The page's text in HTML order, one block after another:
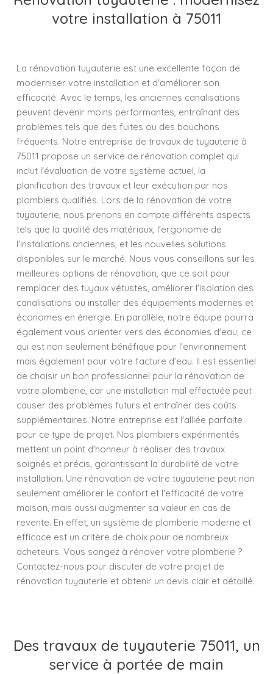
votre installation à 75011
La rénovation tuyauterie est une excellente façon de
moderniser votre installation et d'améliorer son
efficacité. Avec le temps, les anciennes canalisations
peuvent devenir moins performantes, entraînant des
problèmes tels que des fuites ou des bouchons
fréquents. Notre entreprise de travaux de tuyauterie à
75011 propose un service de rénovation complet qui
inclut l'évaluation de votre système actuel, la
planification des travaux et leur exécution par nos
plombiers qualifiés. Lors de la rénovation de votre
tuyauterie, nous prenons en compte différents aspects
tels que la qualité des matériaux, l'ergonomie de
l'installations anciennes, et les nouvelles solutions
disponibles sur le marché. Nous vous conseillons sur les
meilleures options de rénovation, que ce soit pour
remplacer des tuyaux vétustes, améliorer l'isolation des
canalisations ou installer des équipements modernes et
économes en énergie. En parallèle, notre équipe pourra
également vous orienter vers des économies d'eau, ce
qui est non seulement bénéfique pour l'environnement
mais également pour votre facture d'eau. Il est essentiel
de choisir un bon professionnel pour la rénovation de
votre plomberie, car une installation mal effectuée peut
causer des problèmes futurs et entraîner des coûts
supplémentaires. Notre entreprise est l'alliée parfaite
pour ce type de projet. Nos plombiers expérimentés
mettent un point d'honneur à réaliser des travaux
soignés et précis, garantissant la durabilité de votre
installation. Une rénovation de votre tuyauterie peut non
seulement améliorer le confort et l'efficacité de votre
maison, mais aussi augmenter sa valeur en cas de
revente. En effet, un système de plomberie moderne et
efficace est un critère de choix pour de nombreux
acheteurs. Vous songez à rénover votre plomberie ?
Contactez-nous pour discuter de votre projet de
rénovation tuyauterie et obtenir un devis clair et détaillé.
Des travaux de tuyauterie 75011, un
service à portée de main